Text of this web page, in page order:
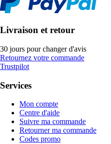
Livraison et retour
30 jours pour changer d'avis
Retournez votre commande
Trustpilot
Services
Mon compte
Centre d'aide
Suivre ma commande
Retourner ma commande
Codes promo